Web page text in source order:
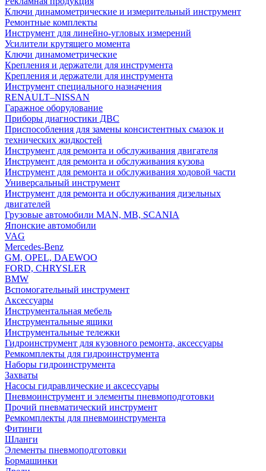
Ключи динамометрические и измерительный инструмент
Ремонтные комплекты
Инструмент для линейно-угловых измерений
Усилители крутящего момента
Ключи динамометрические
Крепления и держатели для инструмента
Крепления и держатели для инструмента
Инструмент специального назначения
RENAULT–NISSAN
Гаражное оборудование
Приборы диагностики ДВС
Приспособления для замены консистентных смазок и
технических жидкостей
Инструмент для ремонта и обслуживания двигателя
Инструмент для ремонта и обслуживания кузова
Инструмент для ремонта и обслуживания ходовой части
Универсальный инструмент
Инструмент для ремонта и обслуживания дизельных
двигателей
Грузовые автомобили MAN, MB, SCANIA
Японские автомобили
VAG
Mercedes-Benz
GM, OPEL, DAEWOO
FORD, CHRYSLER
BMW
Вспомогательный инструмент
Аксессуары
Инструментальная мебель
Инструментальные ящики
Инструментальные тележки
Гидроинструмент для кузовного ремонта, аксессуары
Ремкомплекты для гидроинструмента
Наборы гидроинструмента
Захваты
Насосы гидравлические и аксессуары
Пневмоинструмент и элементы пневмоподготовки
Прочий пневматический инструмент
Ремкомплекты для пневмоинструмента
Фитинги
Шланги
Элементы пневмоподготовки
Бормашинки